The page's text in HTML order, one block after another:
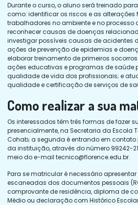
Durante o curso, o aluno será treinado
como: identificar os riscos e as
trabalhadores no ambiente e no processo
reconhecer causas de doenças
investigar possíveis causas de acidentes
ações de prevenção de epidemias e
elaborar treinamento de primeiros
ações educativas e programas de saúde
qualidade de vida dos profissionais; e
qualidade e certificação de serviços de
Como realizar a sua
Os interessados têm três formas de fazer
presencialmente, na Secretaria da Escola
Cohab; a segunda é entrando em contato
da instituição, através do número 99242-
meio do e-mail tecnico@florence.edu.br.
Para se matricular é necessário
escaneadas dos documentos pessoais
comprovante de residência, diploma de
Médio ou declaração com Histórico